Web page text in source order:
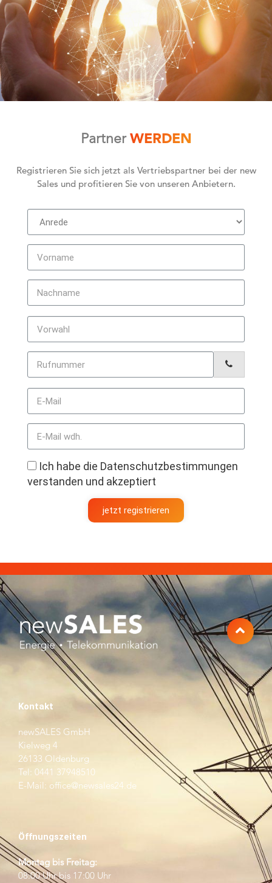
PartnerWERDEN
Registrieren Sie sich jetzt als Vertriebspartner bei der new
Sales und profitieren Sie von unseren Anbietern.
Kontakt
newSALES GmbH
Kielweg 4
26133 Oldenburg
Tel: 0441 37948510
E-Mail: office@newsales24.de
Öffnungszeiten
Montag bis Freitag:
08:00 Uhr bis 17:00 Uhr